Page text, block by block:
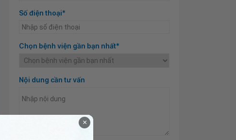
Số điện thoại*
Chọn bệnh viện gần bạn nhất*
Nội dung cần tư vấn
×